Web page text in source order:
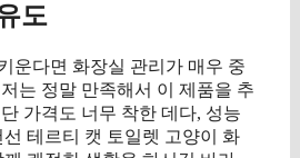
도
운다면 화장실 관리가 매우 중
는 정말 만족해서 이 제품을 추
가격도 너무 착한 데다, 성능
테르티 캣 토일렛 고양이 화